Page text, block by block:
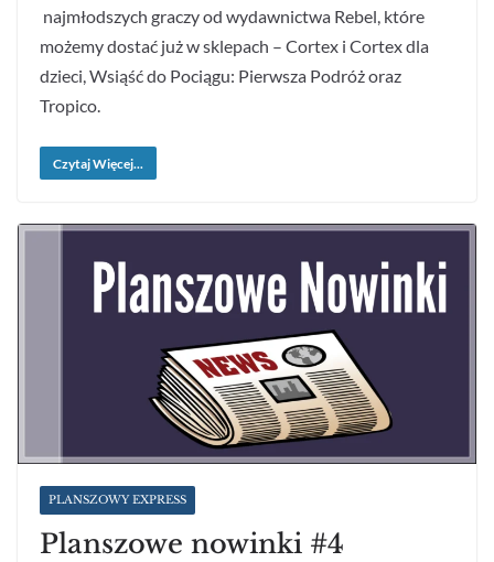
najmłodszych graczy od wydawnictwa Rebel, które
możemy dostać już w sklepach – Cortex i Cortex dla
dzieci, Wsiąść do Pociągu: Pierwsza Podróż oraz
Tropico.
Czytaj Więcej...
PLANSZOWY EXPRESS
Planszowe nowinki #4